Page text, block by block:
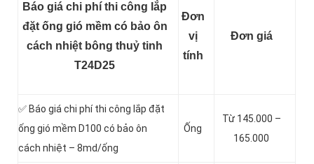
Báo giá chi phí thi công lắp
đặt ống gió mềm có bảo ôn
cách nhiệt bông thuỷ tinh
T24D25
Đơn
vị
tính
Đơn giá
✅ Báo giá chi phí thi công lắp đặt
ống gió mềm D100 có bảo ôn
cách nhiệt – 8md/ống
Ống
Từ 145.000 –
165.000